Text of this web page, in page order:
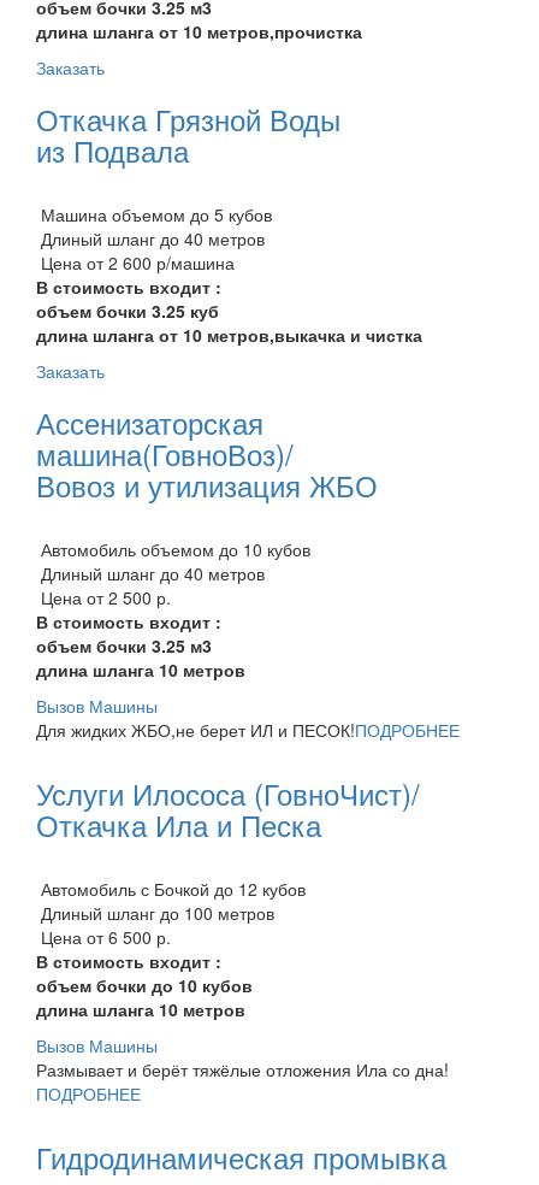
объем бочки 3.25 м3
длина шланга от 10 метров,прочистка
Заказать
Откачка Грязной Воды
из Подвала
Машина объемом до 5 кубов
Длиный шланг до 40 метров
Цена от 2 600 р/машина
В стоимость входит :
объем бочки 3.25 куб
длина шланга от 10 метров,выкачка и чистка
Заказать
Ассенизаторская
машина(ГовноВоз)/
Вовоз и утилизация ЖБО
Автомобиль объемом до 10 кубов
Длиный шланг до 40 метров
Цена от 2 500 р.
В стоимость входит :
объем бочки 3.25 м3
длина шланга 10 метров
Вызов Машины
Для жидких ЖБО,не берет ИЛ и ПЕСОК!ПОДРОБНЕЕ
Услуги Илососа (ГовноЧист)/
Откачка Ила и Песка
Автомобиль с Бочкой до 12 кубов
Длиный шланг до 100 метров
Цена от 6 500 р.
В стоимость входит :
объем бочки до 10 кубов
длина шланга 10 метров
Вызов Машины
Размывает и берёт тяжёлые отложения Ила со дна!
ПОДРОБНЕЕ
Гидродинамическая промывка